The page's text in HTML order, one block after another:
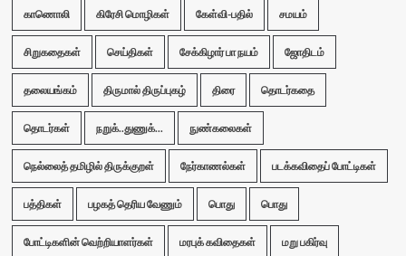
காணொலி கிரேசி மொழிகள் கேள்வி-பதில் சமயம்
சிறுகதைகள் செய்திகள் சேக்கிழார் பா நயம் ஜோதிடம்
தலையங்கம் திருமால் திருப்புகழ் திரை தொடர்கதை
தொடர்கள் நறுக்..துணுக்... நுண்கலைகள்
நெல்லைத் தமிழில் திருக்குறள் நேர்காணல்கள் படக்கவிதைப் போட்டிகள்
பத்திகள் பழகத் தெரிய வேணும் பொது பொது
போட்டிகளின் வெற்றியாளர்கள் மரபுக் கவிதைகள் மறு பகிர்வு